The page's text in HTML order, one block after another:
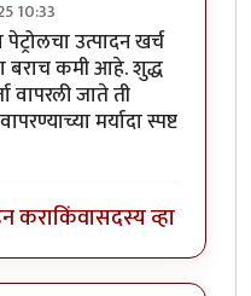
10:33
प्रमाणbyगणेशा
उत्पादन खर्च
बराच कमी आहे. शुद्ध
वापरली जाते ती
मर्यादा स्पष्ट
कराकिंवासदस्य व्हा